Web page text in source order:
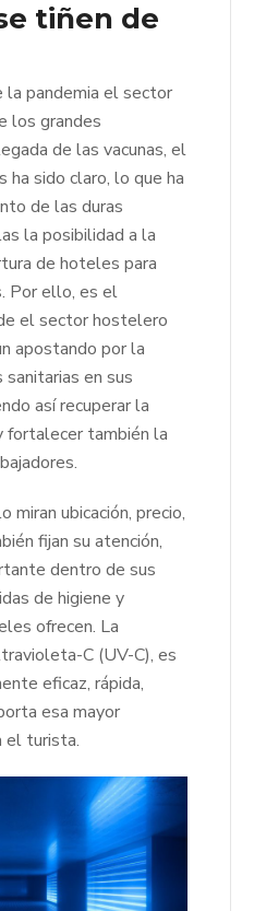
tiñen de
la pandemia el sector
los grandes
de las vacunas, el
ha sido claro, lo que ha
de las duras
la posibilidad a la
de hoteles para
Por ello, es el
el sector hostelero
apostando por la
en sus
así recuperar la
fortalecer también la
miran ubicación, precio,
fijan su atención,
dentro de sus
de higiene y
ofrecen. La
C (UV-C), es
eficaz, rápida,
esa mayor
el turista.